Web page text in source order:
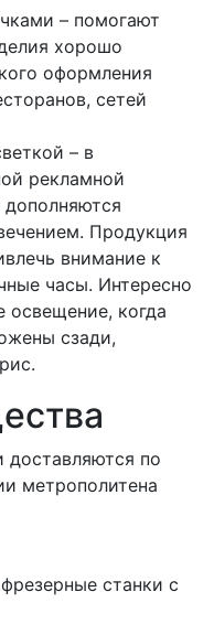
– помогают
хорошо
оформления
сетей
– в
рекламной
Продукция
внимание к
часы. Интересно
освещение, когда
сзади,
по
метрополитена
станки с